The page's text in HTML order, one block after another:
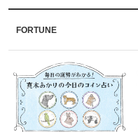
FORTUNE